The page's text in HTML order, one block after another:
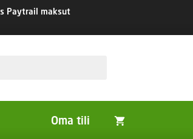
Paytrail maksut
Oma tili